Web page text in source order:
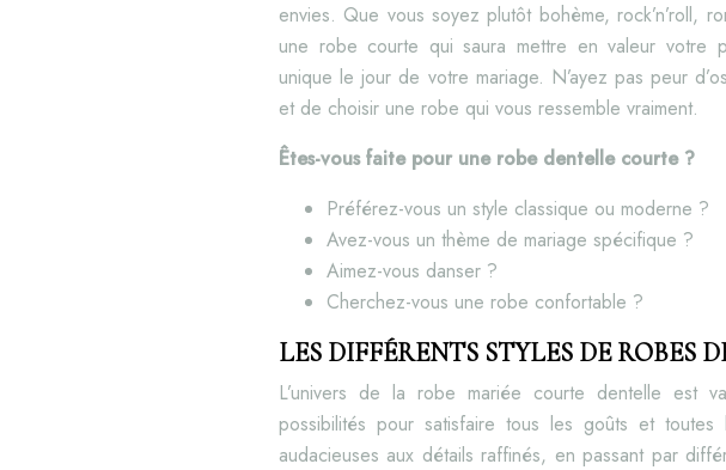
envies. Que vous soyez plutôt bohème, rock’n’roll,
une robe courte qui saura mettre en valeur votre
unique le jour de votre mariage. N’ayez pas peur
et de choisir une robe qui vous ressemble vraiment.
Êtes-vous faite pour une robe dentelle courte ?
Préférez-vous un style classique ou moderne ?
Avez-vous un thème de mariage spécifique ?
Aimez-vous danser ?
Cherchez-vous une robe confortable ?
LES DIFFÉRENTS STYLES DE ROBES
L’univers de la robe mariée courte dentelle est
possibilités pour satisfaire tous les goûts et
audacieuses aux détails raffinés, en passant par